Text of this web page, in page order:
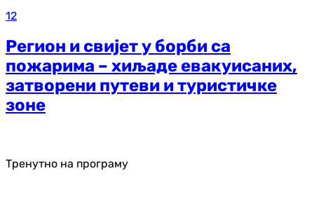
12
Регион и свијет у борби са
пожарима – хиљаде евакуисаних,
затворени путеви и туристичке
зоне
Тренутно на програму